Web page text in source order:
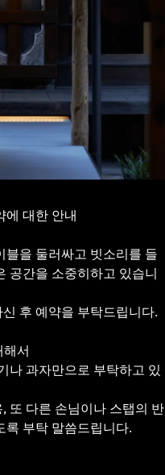
에 대한 안내
블을 둘러싸고 빗소리를 들
공간을 소중히하고 있습니
후 예약을 부탁드립니다.
서
나 과자만으로 부탁하고 있
또 다른 손님이나 스탭의 반
록 부탁 말씀드립니다.